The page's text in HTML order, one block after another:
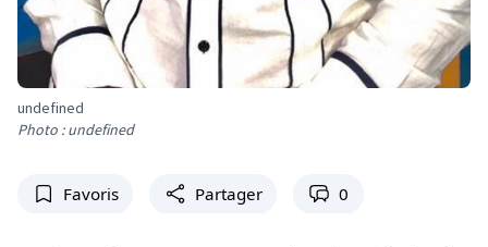
undefined
Photo : undefined
Favoris Partager 0